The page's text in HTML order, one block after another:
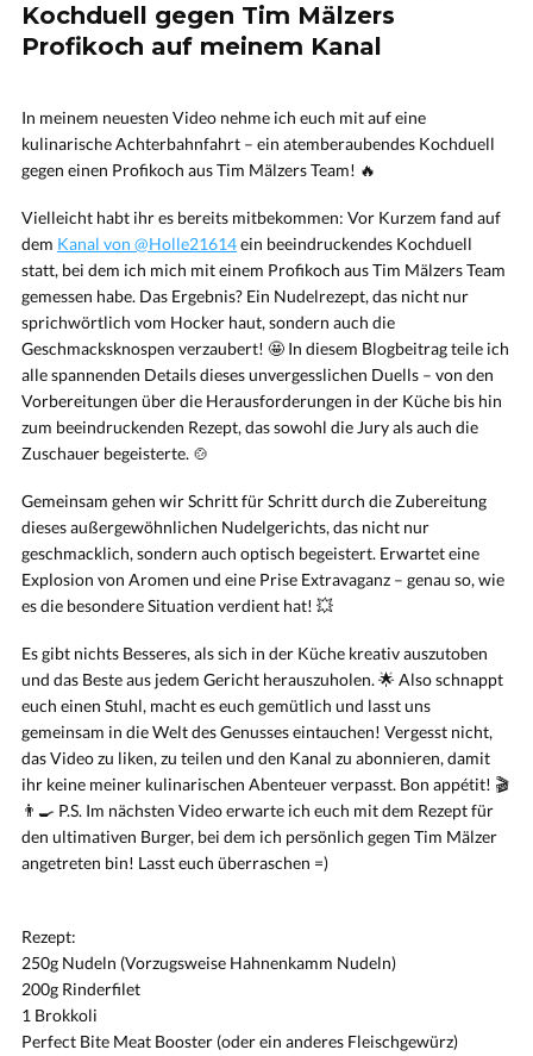
Kochduell gegen Tim Mälzers
Profikoch auf meinem Kanal
In meinem neuesten Video nehme ich euch mit auf eine
kulinarische Achterbahnfahrt – ein atemberaubendes Kochduell
gegen einen Profikoch aus Tim Mälzers Team! 🔥
Vielleicht habt ihr es bereits mitbekommen: Vor Kurzem fand auf
dem Kanal von @Holle21614ein beeindruckendes Kochduell
statt, bei dem ich mich mit einem Profikoch aus Tim Mälzers Team
gemessen habe. Das Ergebnis? Ein Nudelrezept, das nicht nur
sprichwörtlich vom Hocker haut, sondern auch die
Geschmacksknospen verzaubert! 🤩 In diesem Blogbeitrag teile ich
alle spannenden Details dieses unvergesslichen Duells – von den
Vorbereitungen über die Herausforderungen in der Küche bis hin
zum beeindruckenden Rezept, das sowohl die Jury als auch die
Zuschauer begeisterte. 🍲
Gemeinsam gehen wir Schritt für Schritt durch die Zubereitung
dieses außergewöhnlichen Nudelgerichts, das nicht nur
geschmacklich, sondern auch optisch begeistert. Erwartet eine
Explosion von Aromen und eine Prise Extravaganz – genau so, wie
es die besondere Situation verdient hat! 💥
Es gibt nichts Besseres, als sich in der Küche kreativ auszutoben
und das Beste aus jedem Gericht herauszuholen. 🌟 Also schnappt
euch einen Stuhl, macht es euch gemütlich und lasst uns
gemeinsam in die Welt des Genusses eintauchen! Vergesst nicht,
das Video zu liken, zu teilen und den Kanal zu abonnieren, damit
ihr keine meiner kulinarischen Abenteuer verpasst. Bon appétit! 🎬
👨‍🍳 P.S. Im nächsten Video erwarte ich euch mit dem Rezept für
den ultimativen Burger, bei dem ich persönlich gegen Tim Mälzer
angetreten bin! Lasst euch überraschen =)
Rezept:
250g Nudeln (Vorzugsweise Hahnenkamm Nudeln)
200g Rinderfilet
1 Brokkoli
Perfect Bite Meat Booster (oder ein anderes Fleischgewürz)